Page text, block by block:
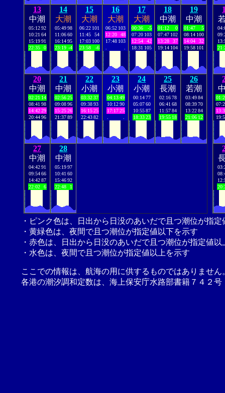
13
中潮
05:12 92
10:21 64
15:19 91
22:35
0
14
大潮
05:49 98
11:06 60
16:14 95
23:19 -4
15
大潮
06:22 101
11:45
54
17:03 100
23:58
-6
16
大潮
06:52 103
12:20
48
17:48 103
17
大潮
00:36
-5
07:20 103
12:54
42
18:31 105
18
中潮
01:12
0
07:47 102
13:28
37
19:14 104
19
中潮
01:47
5
08:14 100
14:04
32
19:58 101
20
中潮
02:21 14
08:41 98
14:42 29
20:44 96
21
中潮
02:56 25
09:08 96
15:25 26
21:37 89
22
小潮
03:32 37
09:38 93
16:15 25
22:43 82
23
小潮
04:13 49
10:12 90
17:17 25
24
小潮
00:14 77
05:07 60
10:55 87
18:33 23
25
長潮
02:16 78
06:41 68
11:57 84
19:55 18
26
若潮
03:49 84
08:39 70
13:22 84
21:06 12
27
中潮
04:42 91
09:54 66
14:42 87
22:02
6
28
中潮
05:19 97
10:41 60
15:46 92
22:48
1
・ピンク色は、日出から日没のあいだで且つ潮位が指
・黄緑色は、夜間で且つ潮位が指定値以下を示す
・赤色は、日出から日没のあいだで且つ潮位が指定値以
・水色は、夜間で且つ潮位が指定値以上を示す
ここでの情報は、航海の用に供するものではありませ
各港の潮汐調和定数は、海上保安庁水路部書籍７４２